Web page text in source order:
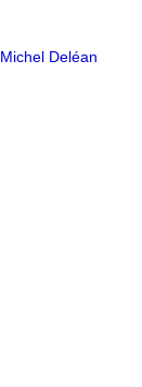
Michel Deléan